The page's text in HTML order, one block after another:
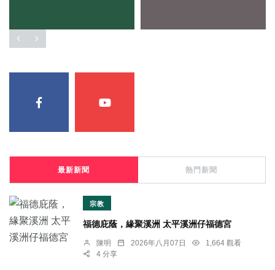
最新新聞 熱門新聞
宗教
福德庇蔭，緣聚溪洲 太平溪洲仔福德宮
陳明 2026年八月07日
1,664 觀看
4 分享